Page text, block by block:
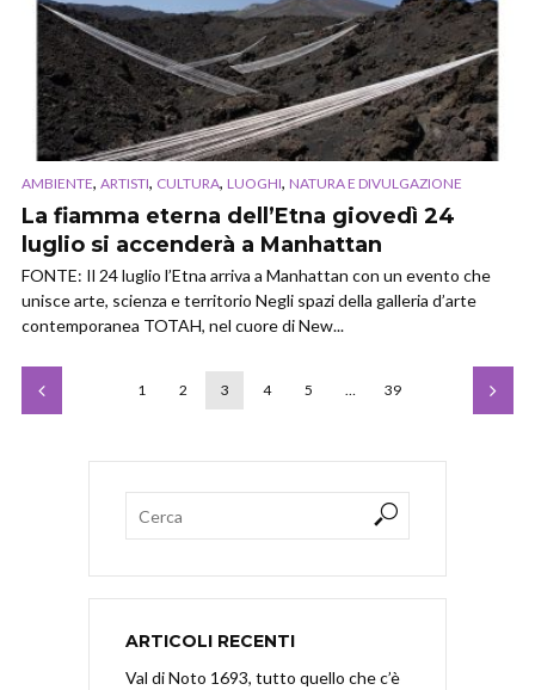
AMBIENTE, ARTISTI, CULTURA, LUOGHI, NATURA E DIVULGAZIONE
La fiamma eterna dell’Etna giovedì 24
luglio si accenderà a Manhattan
FONTE: Il 24 luglio l’Etna arriva a Manhattan con un evento che
unisce arte, scienza e territorio Negli spazi della galleria d’arte
contemporanea TOTAH, nel cuore di New...
1 2 3 4 5 … 39
ARTICOLI RECENTI
Val di Noto 1693, tutto quello che c’è